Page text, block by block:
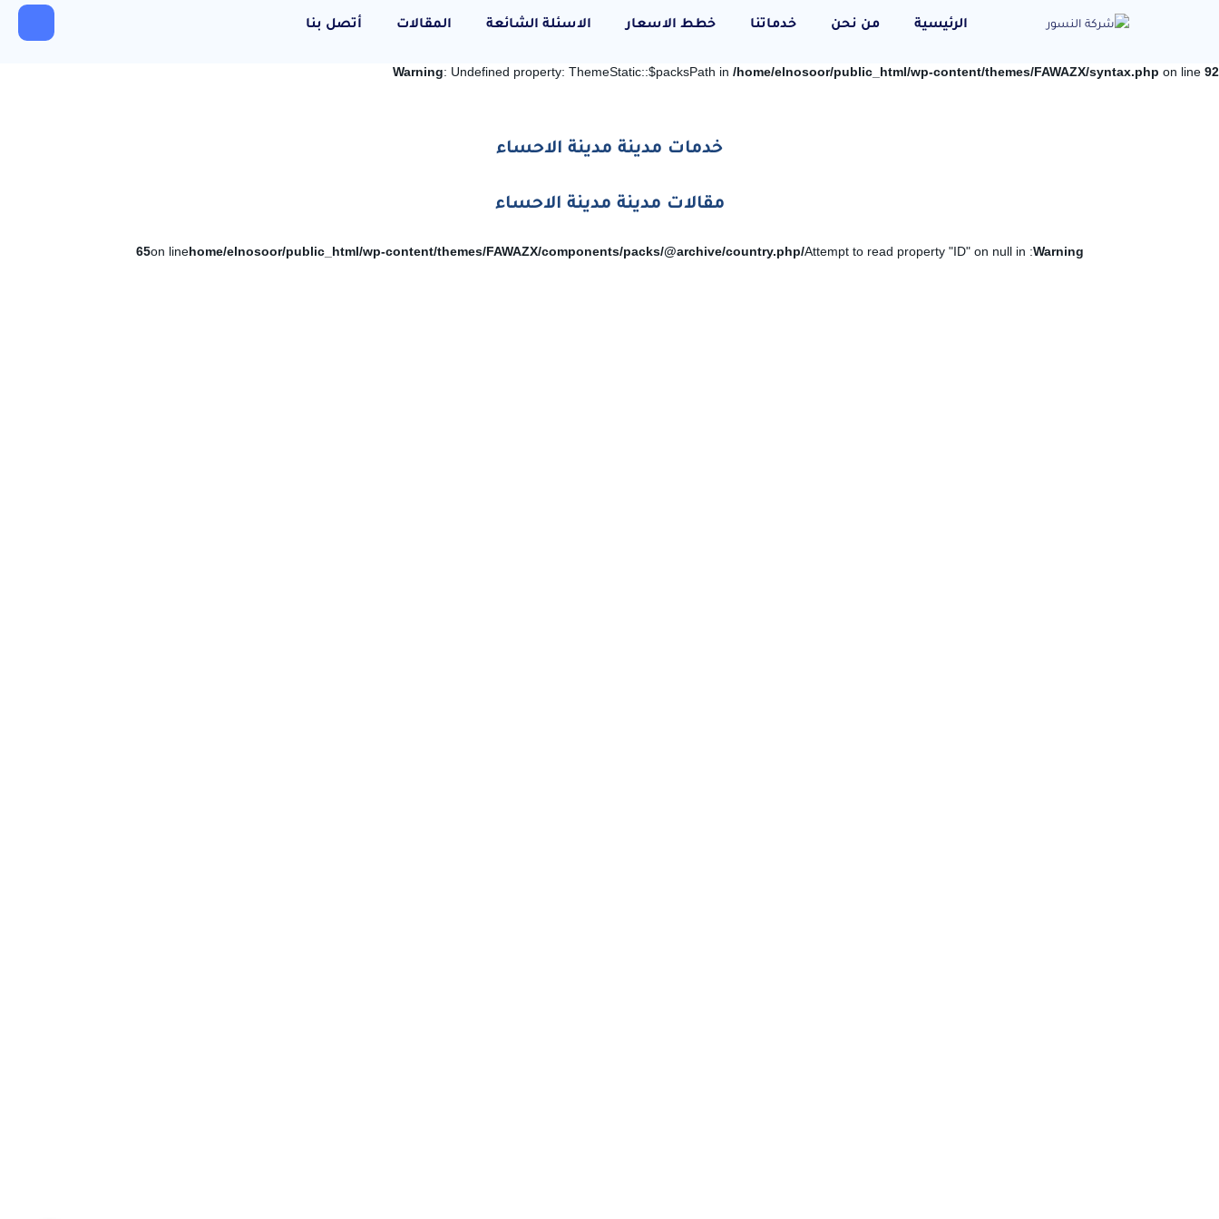
الرئيسية من نحن خدماتنا خطط الاسعار الاسئلة الشائعة المقالات أتصل بنا
Warning: Undefined property: ThemeStatic::$packsPath in /home/elnosoor/public_html/wp-content/themes/FAWAZX/syntax.php on line 92
خدمات مدينة مدينة الاحساء
مقالات مدينة مدينة الاحساء
Warning
: Attempt to read property "ID" on null in
/home/elnosoor/public_html/wp-content/themes/FAWAZX/components/packs/@archive/country.php
on line
65